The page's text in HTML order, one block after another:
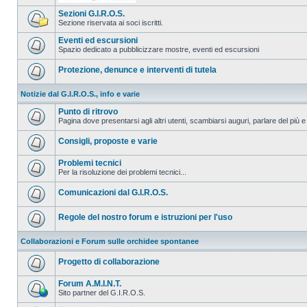
Sezioni G.I.R.O.S.
Sezione riservata ai soci iscritti.
Eventi ed escursioni
Spazio dedicato a pubblicizzare mostre, eventi ed escursioni
Protezione, denunce e interventi di tutela
Notizie dal G.I.R.O.S., info e varie
Punto di ritrovo
Pagina dove presentarsi agli altri utenti, scambiarsi auguri, parlare del più e
Consigli, proposte e varie
Problemi tecnici
Per la risoluzione dei problemi tecnici...
Comunicazioni dal G.I.R.O.S.
Regole del nostro forum e istruzioni per l'uso
Collaborazioni e Forum sulle orchidee spontanee
Progetto di collaborazione
Forum A.M.I.N.T.
Sito partner del G.I.R.O.S.